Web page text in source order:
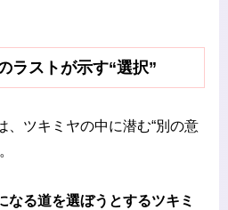
ラストが示す“選択”
、ツキミヤの中に潜む“別の意
なる道を選ぼうとするツキミ